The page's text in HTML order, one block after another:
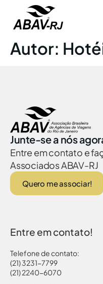
Autor:
Junte-se a nós
Entre em contato e
Associados ABAV-RJ
Quero me associar!
Entre em contato!
Telefone de contato:
(21) 3231-7799
(21) 2240-6070